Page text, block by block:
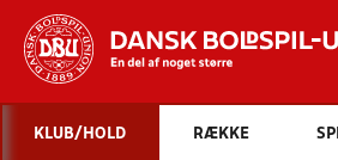
KLUB/HOLD RÆKKE